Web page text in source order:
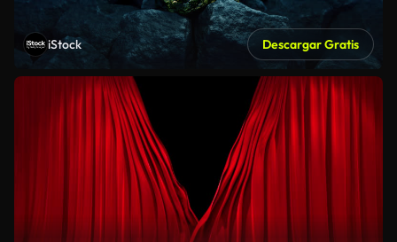
iStock Descargar Gratis